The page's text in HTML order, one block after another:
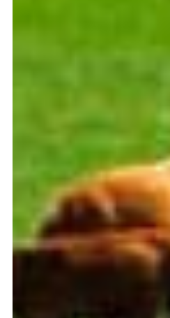
Los mejores
en
ENCONTRAR EL EQUILIBRIO
LA PRIORIDAD DE CUALQUIER
SABER